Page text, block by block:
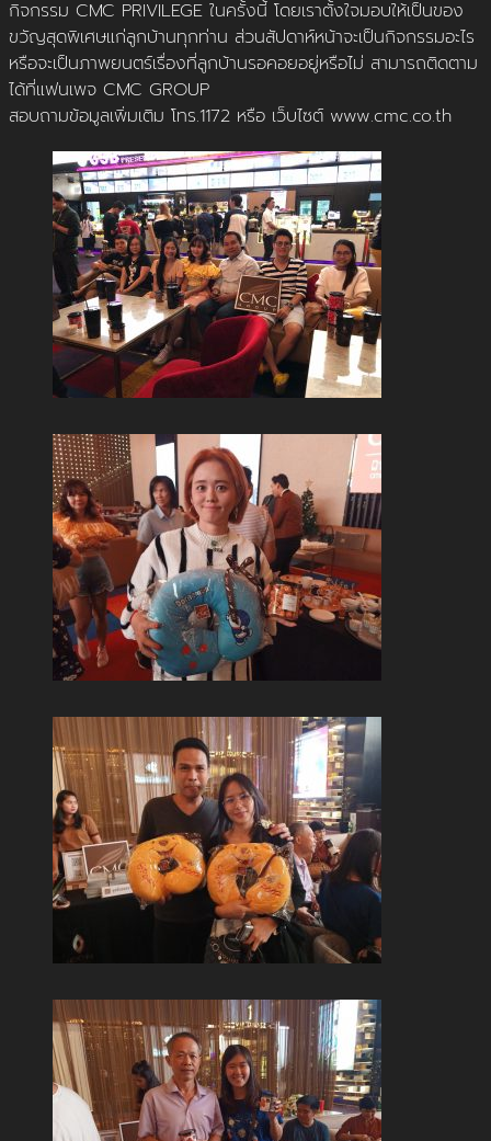
กิจกรรม CMC PRIVILEGE ในครั้งนี้ โดยเราตั้งใจมอบให้เป็นของ
ขวัญสุดพิเศษแก่ลูกบ้านทุกท่าน ส่วนสัปดาห์หน้าจะเป็นกิจกรรมอะไร
หรือจะเป็นภาพยนตร์เรื่องที่ลูกบ้านรอคอยอยู่หรือไม่ สามารถติดตาม
ได้ที่แฟนเพจ CMC GROUP
สอบถามข้อมูลเพิ่มเติม โทร.1172 หรือ เว็บไซต์ www.cmc.co.th